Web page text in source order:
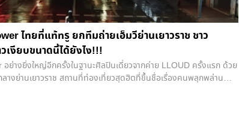
ไทยที่แท้ทรู ยกทีมถ่ายเอ็มวีย่านเยาวราช ชาว
เงียบขนาดนี้ได้ยังไง!!!
อย่างยิ่งใหญ่อีกครั้งในฐานะศิลปินเดี่ยวจากค่าย LLOUD ครั้งแรก ด้วย
างย่านเยาวราช สถานที่ท่องเที่ยวสุดฮิตที่ขึ้นชื่อเรื่องคนพลุกพล่าน
เสนอความเป็นไทยในทุกส่วนของเอ็มวีได้ดีทีเดียว . แม้เยาวราชจะ